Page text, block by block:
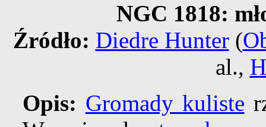
NGC 1818:
Źródło: Diedre Hunter(
al.,
Opis: Gromady kuliste